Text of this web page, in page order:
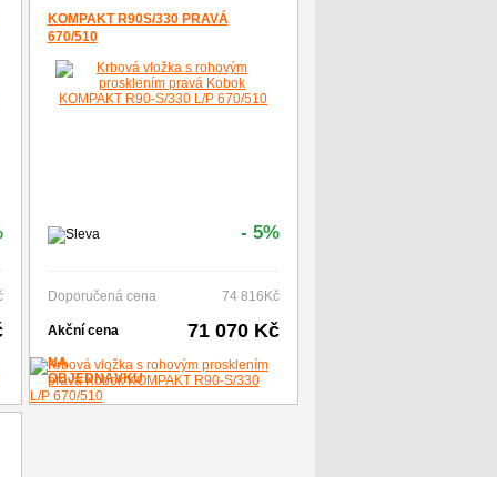
KOMPAKT R90S/330 PRAVÁ
670/510
Doporučená cena 74 816Kč
Akční cena 71 070 Kč
- 5%
NA
OBJEDNÁVKU